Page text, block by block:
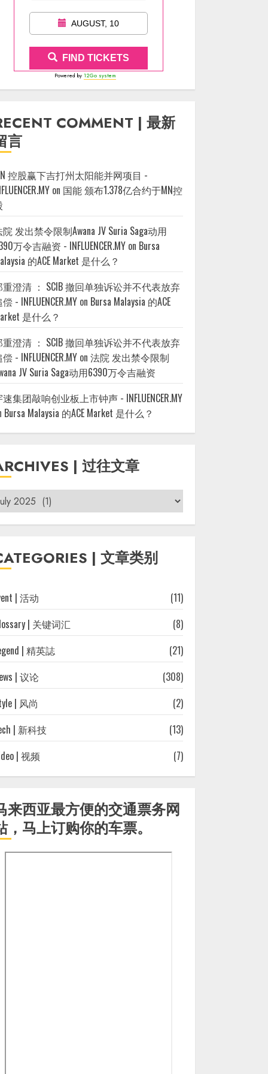
AUGUST, 10
FIND TICKETS
Powered by 12Go system
COMMENT | 最新
言
控股赢下吉打州太阳能并网项目 -
on 国能 颁布1.378亿合约于MN控
发出禁令限制Awana JV Suria Saga动用
万令吉融资 - INFLUENCER.MY on Bursa
的ACE Market 是什么？
重澄清 ： SCIB 撤回单独诉讼并不代表放弃
- INFLUENCER.MY on Bursa Malaysia 的ACE
是什么？
重澄清 ： SCIB 撤回单独诉讼并不代表放弃
- INFLUENCER.MY on法院 发出禁令限制
JV Suria Saga动用6390万令吉融资
集团敲响创业板上市钟声 - INFLUENCER.MY
Bursa Malaysia 的ACE Market 是什么？
| 过往文章
| 文章类别
| 活动
(11)
| 关键词汇
(8)
| 精英誌
(21)
| 议论
(308)
| 风尚
(2)
| 新科技
(13)
| 视频
(7)
来西亚最方便的交通票务网
，马上订购你的车票。